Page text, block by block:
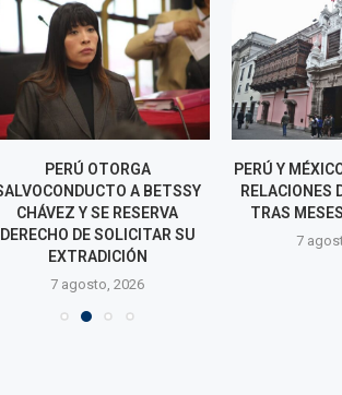
PERÚ OTORGA
A BETSSY
CHÁVEZ Y SE RESERVA
DERECHO DE SOLICITAR SU
EXTRADICIÓN
7 agosto, 2026
PERÚ Y
RELACIONES
TRAS
7